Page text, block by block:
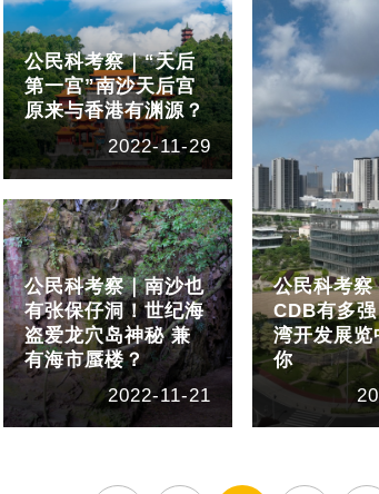
公民科考察｜“天后
第一宫”南沙天后宫
原来与香港有渊源？
2022-11-29
公民科考察｜南沙也
有张保仔洞！世纪海
盗爱龙穴岛神秘 兼
有海市蜃楼？
2022-11-21
公民科考察
CDB有多
湾开发展览
你